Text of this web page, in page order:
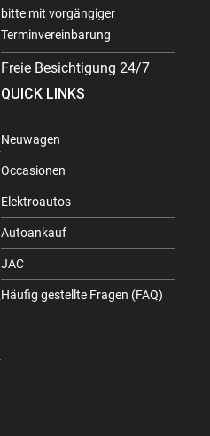
bitte mit vorgängiger
Terminvereinbarung
Freie Besichtigung 24/7
QUICK LINKS
Neuwagen
Occasionen
Elektroautos
Autoankauf
JAC
Häufig gestellte Fragen (FAQ)